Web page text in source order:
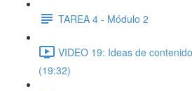
TAREA 4 - Módulo 2
VIDEO 19: Ideas de
(19:32)